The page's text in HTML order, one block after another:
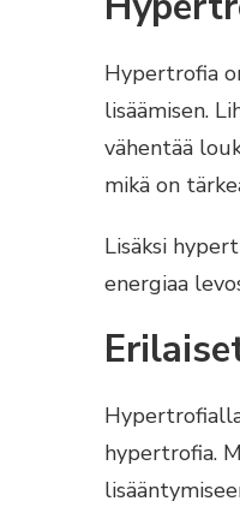
Hypertrofia
lisäämisen.
vähentää
mikä on
Lisäksi
energiaa
hypertrofia.